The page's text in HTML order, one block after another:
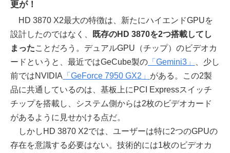
更が！
HD 3870 X2最大の特徴は、新たにハイエンドGPUを
設計したのではなく、
既存のHD 3870を2つ搭載してし
まったことだろう。デュアルGPU（チップ）のビデオカ
ードというと、最近ではGeCube製の 「Gemini3」
、少し
前ではNVIDIA 「GeForce 7950 GX2」 がある。この2製
品に共通しているのは、基板上にPCI Expressスイッチ
チップを搭載し、システム側からは2枚のビデオカード
があるように見せかける点だ。
しかしHD 3870 X2では、ユーザーは特に2つのGPUの
存在を意識する必要はない。技術的には1枚のビデオカ